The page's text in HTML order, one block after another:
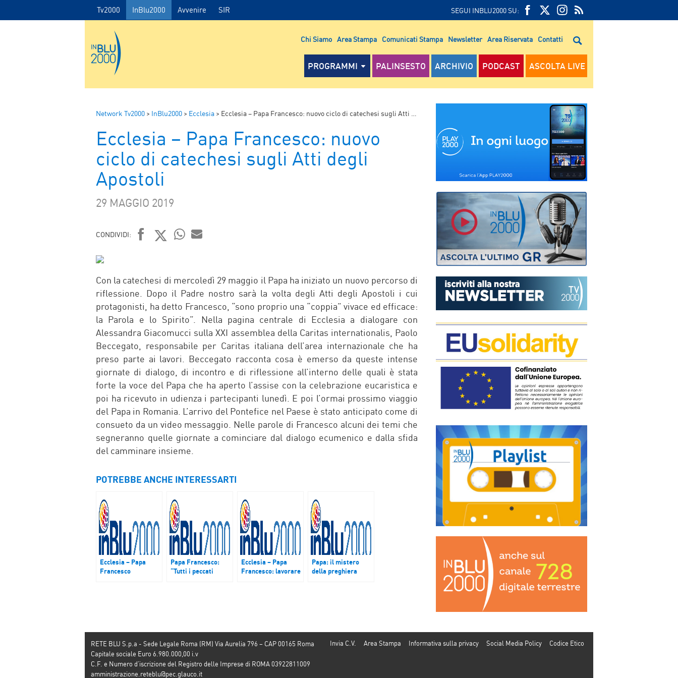
Tv2000 InBlu2000 Avvenire SIR SEGUI INBLU2000 SU:
FEED
RSS
RSS
Chi Siamo Area Stampa Comunicati Stampa Newsletter Area Riservata Contatti
PROGRAMMI PALINSESTO ARCHIVIO PODCAST ASCOLTA LIVE
Network Tv2000 > InBlu2000 > Ecclesia > Ecclesia – Papa Francesco: nuovo ciclo di catechesi sugli Atti degli Apostoli
Ecclesia – Papa Francesco: nuovo
ciclo di catechesi sugli Atti degli
Apostoli
29 MAGGIO 2019
CONDIVIDI:
Con la catechesi di mercoledì 29 maggio il Papa ha iniziato un nuovo percorso di
riflessione. Dopo il Padre nostro sarà la volta degli Atti degli Apostoli i cui
protagonisti, ha detto Francesco, “sono proprio una “coppia” vivace ed efficace:
la Parola e lo Spirito”. Nella pagina centrale di Ecclesia a dialogare con
Alessandra Giacomucci sulla XXI assemblea della Caritas internationalis, Paolo
Beccegato, responsabile per Caritas italiana dell’area internazionale che ha
preso parte ai lavori. Beccegato racconta cosa è emerso da queste intense
giornate di dialogo, di incontro e di riflessione all’interno delle quali è stata
forte la voce del Papa che ha aperto l’assise con la celebrazione eucaristica e
poi ha ricevuto in udienza i partecipanti lunedì. E poi l’ormai prossimo viaggio
del Papa in Romania. L’arrivo del Pontefice nel Paese è stato anticipato come di
consueto da un video messaggio. Nelle parole di Francesco alcuni dei temi che
segneranno quelle giornate a cominciare dal dialogo ecumenico e dalla sfida
del camminare insieme.
POTREBBE ANCHE INTERESSARTI
Ecclesia – Papa
Francesco
Papa Francesco:
“Tutti i peccati
Camerun
Ecclesia – Papa
Francesco: lavorare
Papa: il mistero
della preghiera
Invia C.V. Area Stampa Informativa sulla privacy Social Media Policy Codice Etico
RETE BLU S.p.a - Sede Legale Roma (RM) Via Aurelia 796 – CAP 00165 Roma
Capitale sociale Euro 6.980.000,00 i.v
C.F. e Numero d’iscrizione del Registro delle Imprese di ROMA 03922811009
amministrazione.reteblu@pec.glauco.it